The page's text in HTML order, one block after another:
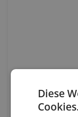
Diese